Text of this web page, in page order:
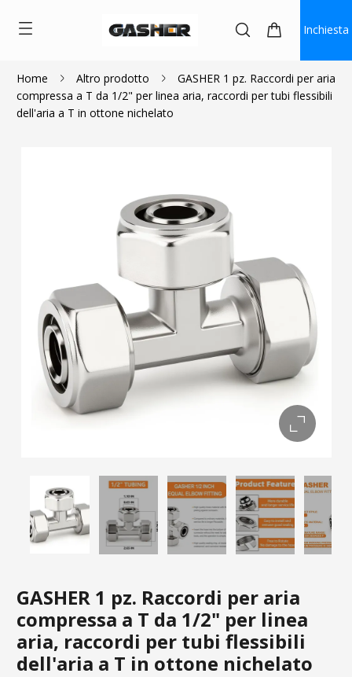
Inchiesta
Home Altro prodotto
GASHER 1 pz. Raccordi per aria
compressa a T da 1/2" per linea aria, raccordi per tubi flessibili
dell'aria a T in ottone nichelato
GASHER 1 pz. Raccordi per aria
compressa a T da 1/2" per linea
aria, raccordi per tubi flessibili
dell'aria a T in ottone nichelato
$11.19~ $13.99